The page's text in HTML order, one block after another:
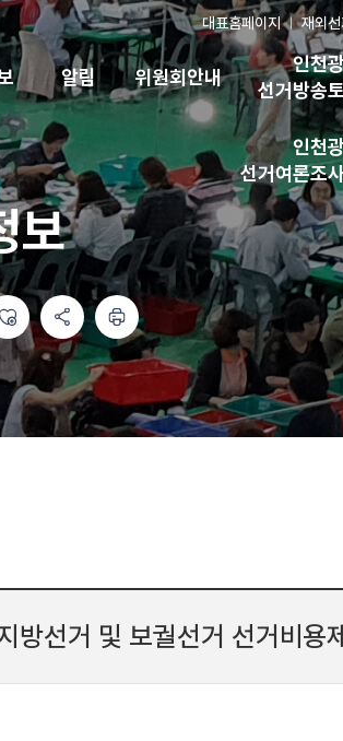
대표홈페이지 재외선
알림 위원회안내
인천
선거방송
인천
선거여론조
보
방선거 및 보궐선거 선거비용